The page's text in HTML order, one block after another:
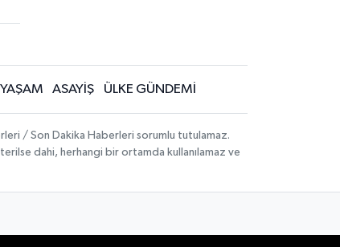
YAŞAM ASAYİŞ ÜLKE GÜNDEMİ
/ Son Dakika Haberleri sorumlu tutulamaz.
dahi, herhangi bir ortamda kullanılamaz ve